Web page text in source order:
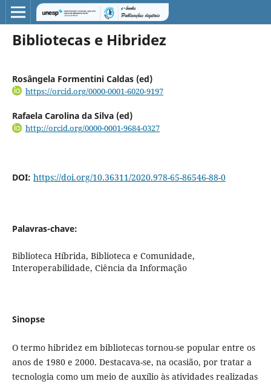
Bibliotecas e Hibridez
Rosângela Formentini Caldas (ed)
https://orcid.org/0000-0001-6020-9197
Rafaela Carolina da Silva (ed)
http://orcid.org/0000-0001-9684-0327
DOI: https://doi.org/10.36311/2020.978-65-86546-88-0
Palavras-chave:
Biblioteca Híbrida, Biblioteca e Comunidade,
Interoperabilidade, Ciência da Informação
Sinopse
O termo hibridez em bibliotecas tornou-se popular entre os
anos de 1980 e 2000. Destacava-se, na ocasião, por tratar a
tecnologia como um meio de auxílio às atividades realizadas